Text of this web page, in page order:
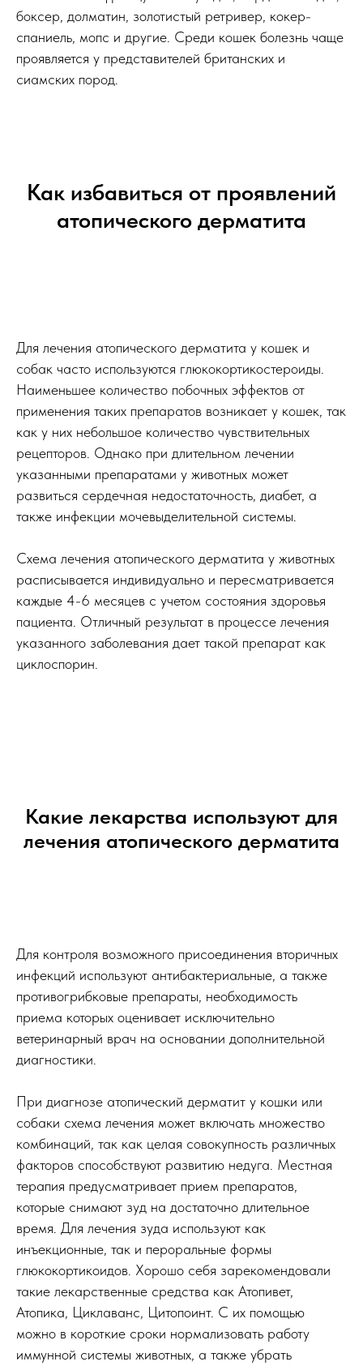
боксер, долматин, золотистый ретривер, кокер-
спаниель, мопс и другие. Среди кошек болезнь чаще
проявляется у представителей британских и
сиамских пород.
Как избавиться от проявлений
атопического дерматита
Для лечения атопического дерматита у кошек и
собак часто используются глюкокортикостероиды.
Наименьшее количество побочных эффектов от
применения таких препаратов возникает у кошек, так
как у них небольшое количество чувствительных
рецепторов. Однако при длительном лечении
указанными препаратами у животных может
развиться сердечная недостаточность, диабет, а
также инфекции мочевыделительной системы.
Схема лечения атопического дерматита у животных
расписывается индивидуально и пересматривается
каждые 4-6 месяцев с учетом состояния здоровья
пациента. Отличный результат в процессе лечения
указанного заболевания дает такой препарат как
циклоспорин.
Какие лекарства используют для
лечения атопического дерматита
Для контроля возможного присоединения вторичных
инфекций используют антибактериальные, а также
противогрибковые препараты, необходимость
приема которых оценивает исключительно
ветеринарный врач на основании дополнительной
диагностики.
При диагнозе атопический дерматит у кошки или
собаки схема лечения может включать множество
комбинаций, так как целая совокупность различных
факторов способствуют развитию недуга. Местная
терапия предусматривает прием препаратов,
которые снимают зуд на достаточно длительное
время. Для лечения зуда используют как
инъекционные, так и пероральные формы
глюкокортикоидов. Хорошо себя зарекомендовали
такие лекарственные средства как Атопивет,
Атопика, Циклаванс, Цитопоинт. С их помощью
можно в короткие сроки нормализовать работу
иммунной системы животных, а также убрать